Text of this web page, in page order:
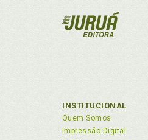
INSTITUCIONAL
Quem Somos
Impressão Digital